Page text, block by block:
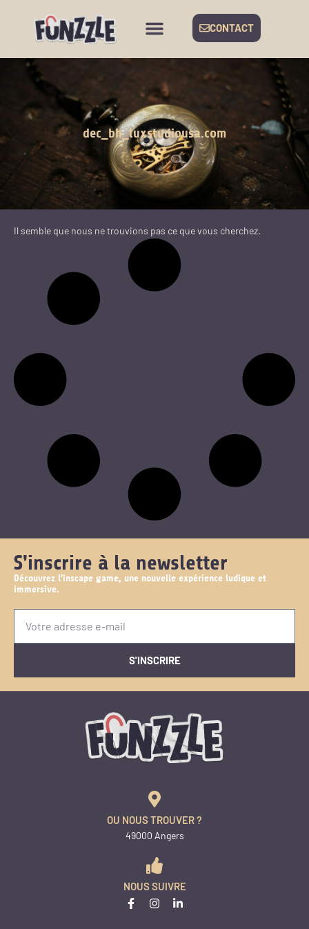
CONTACT
dec_bh_luxstudiousa.com
Il semble que nous ne trouvions pas ce que vous cherchez.
S'inscrire à la newsletter
Découvrez l’inscape game, une nouvelle expérience ludique et
immersive.
S'INSCRIRE
OU NOUS TROUVER ?
49000 Angers
NOUS SUIVRE